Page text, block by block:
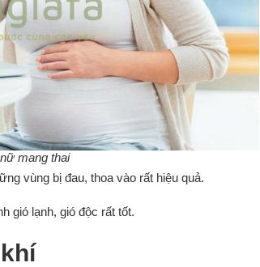
mang thai
vùng bị đau, thoa vào rất hiệu quả.
gió lạnh, gió độc rất tốt.